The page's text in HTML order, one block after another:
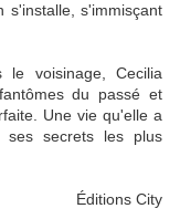
s'installe, s'immisçant
voisinage, Cecilia
du passé et
Une vie qu'elle a
ses secrets les plus
Éditions City